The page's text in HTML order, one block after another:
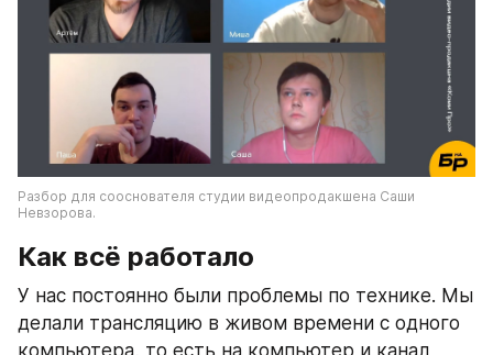
Разбор для сооснователя студии видеопродакшена Саши
Невзорова.
Как всё работало
У нас постоянно были проблемы по технике. Мы
делали трансляцию в живом времени с одного
компьютера, то есть на компьютер и канал